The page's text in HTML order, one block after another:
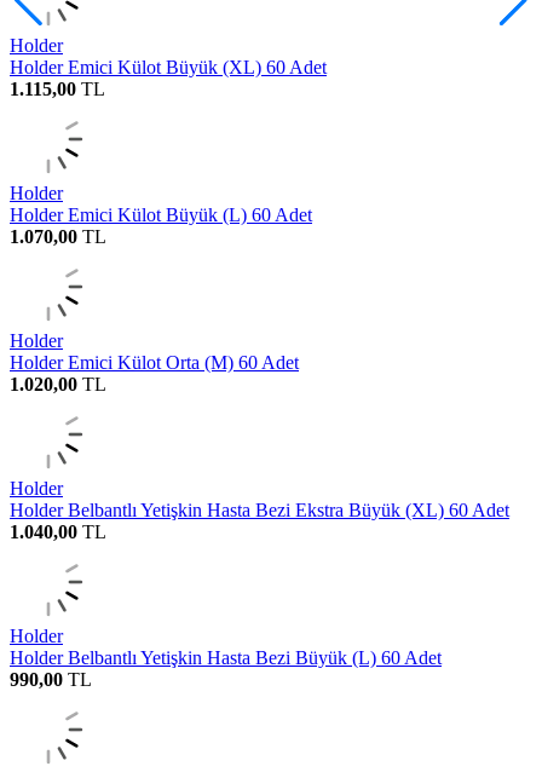
Holder
Holder Emici Külot Büyük (XL) 60 Adet
1.115,00 TL
Holder
Holder Emici Külot Büyük (L) 60 Adet
1.070,00 TL
Holder
Holder Emici Külot Orta (M) 60 Adet
1.020,00 TL
Holder
Holder Belbantlı Yetişkin Hasta Bezi Ekstra Büyük (XL) 60 Adet
1.040,00 TL
Holder
Holder Belbantlı Yetişkin Hasta Bezi Büyük (L) 60 Adet
990,00 TL